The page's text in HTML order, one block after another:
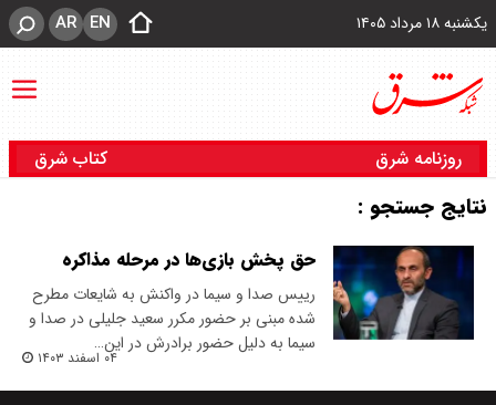
یکشنبه ۱۸ مرداد ۱۴۰۵ EN
AR
روزنامه شرق کتاب شرق
نتایج جستجو :
حق پخش بازی‌ها در مرحله مذاکره
رییس صدا و سیما در واکنش به شایعات مطرح
شده مبنی بر حضور مکرر سعید جلیلی در صدا و
سیما به دلیل حضور برادرش در این…
۰۴ اسفند ۱۴۰۳